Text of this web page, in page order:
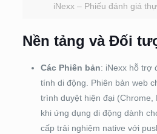
iNexx – Phiếu đánh giá
Nền tảng và Đối
Các Phiên bản: iNexx hỗ trợ
tính di động. Phiên bản web
trình duyệt hiện đại (Chrome,
khi ứng dụng di động dành
cấp trải nghiệm native với